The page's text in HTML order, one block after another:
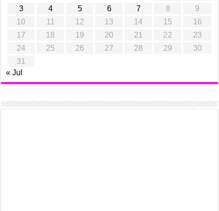
3
4 5 6 7 8
9
10
11 12 13 14 15
16
17
18 19 20 21 22
23
24
25 26 27 28 29
30
31
« Jul